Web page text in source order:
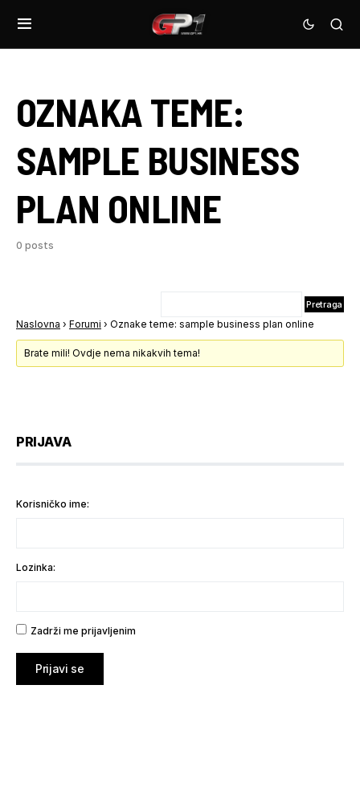
OZNAKA TEME:
SAMPLE BUSINESS
PLAN ONLINE
0 posts
Naslovna › Forumi › Oznake teme: sample business plan online
Brate mili! Ovdje nema nikakvih tema!
PRIJAVA
Korisničko ime:
Lozinka:
Zadrži me prijavljenim
Prijavi se